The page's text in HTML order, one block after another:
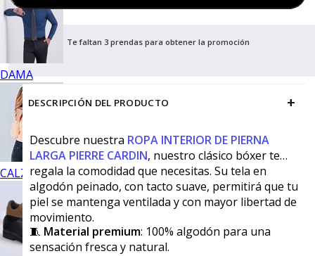
DAMA
CALZADO
Te faltan 3 prendas para obtener la promoción
DESCRIPCIÓN DEL PRODUCTO +
Descubre nuestra ROPA INTERIOR DE PIERNA
LARGA PIERRE CARDIN, nuestro clásico bóxer te
regala la comodidad que necesitas. Su tela en
algodón peinado, con tacto suave, permitirá que tu
piel se mantenga ventilada y con mayor libertad de
movimiento.
🧵 Material premium: 100% algodón para una
sensación fresca y natural.